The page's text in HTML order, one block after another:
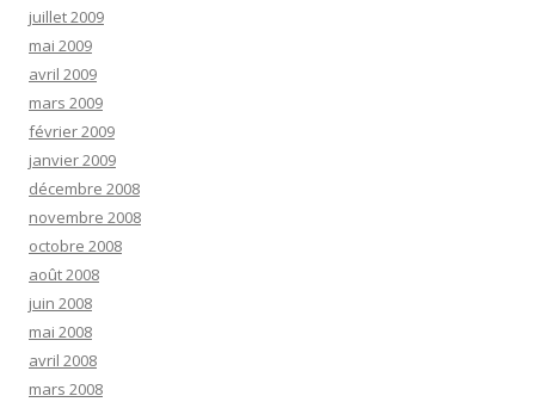
juillet 2009
mai 2009
avril 2009
mars 2009
février 2009
janvier 2009
décembre 2008
novembre 2008
octobre 2008
août 2008
juin 2008
mai 2008
avril 2008
mars 2008